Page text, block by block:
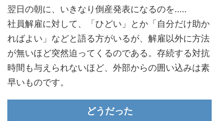
翌日の朝に、いきなり倒産発表になるのを.....
社員解雇に対して、「ひどい」とか「自分だけ助か
ればよい」などと語る方がいるが、解雇以外に方法
が無いほど突然迫ってくるのである。存続する対抗
時間も与えられないほど、外部からの囲い込みは素
早いものです。
どうだった